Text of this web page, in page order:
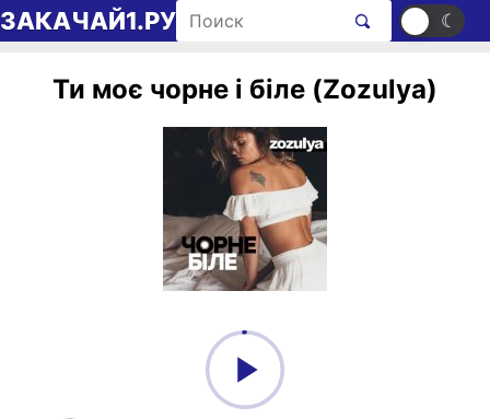
Перейти к содержимому
ЗАКАЧАЙ1.РУ Поиск рингтонов ☀ ☾
Ти моє чорне і біле (Zozulya)